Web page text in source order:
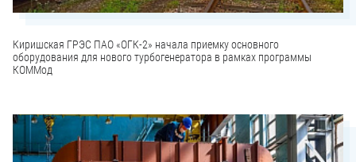
Киришская ГРЭС ПАО «ОГК-2» начала приемку основного
оборудования для нового турбогенератора в рамках программы
КОММод